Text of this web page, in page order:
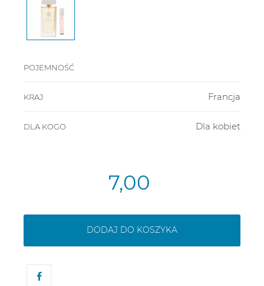
POJEMNOŚĆ
KRAJ Francja
DLA KOGO Dla kobiet
7,00
DODAJ DO KOSZYKA